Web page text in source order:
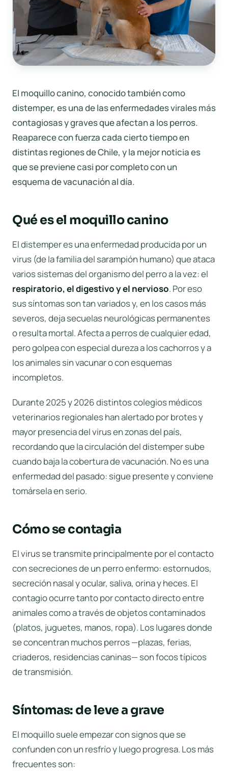
El moquillo canino, conocido también como
distemper, es una de las enfermedades virales más
contagiosas y graves que afectan a los perros.
Reaparece con fuerza cada cierto tiempo en
distintas regiones de Chile, y la mejor noticia es
que se previene casi por completo con un
esquema de vacunación al día.
Qué es el moquillo canino
El distemper es una enfermedad producida por un
virus (de la familia del sarampión humano) que ataca
varios sistemas del organismo del perro a la vez: el
respiratorio, el digestivo y el nervioso. Por eso
sus síntomas son tan variados y, en los casos más
severos, deja secuelas neurológicas permanentes
o resulta mortal. Afecta a perros de cualquier edad,
pero golpea con especial dureza a los cachorros y a
los animales sin vacunar o con esquemas
incompletos.
Durante 2025 y 2026 distintos colegios médicos
veterinarios regionales han alertado por brotes y
mayor presencia del virus en zonas del país,
recordando que la circulación del distemper sube
cuando baja la cobertura de vacunación. No es una
enfermedad del pasado: sigue presente y conviene
tomársela en serio.
Cómo se contagia
El virus se transmite principalmente por el contacto
con secreciones de un perro enfermo: estornudos,
secreción nasal y ocular, saliva, orina y heces. El
contagio ocurre tanto por contacto directo entre
animales como a través de objetos contaminados
(platos, juguetes, manos, ropa). Los lugares donde
se concentran muchos perros —plazas, ferias,
criaderos, residencias caninas— son focos típicos
de transmisión.
Síntomas: de leve a grave
El moquillo suele empezar con signos que se
confunden con un resfrío y luego progresa. Los más
frecuentes son: